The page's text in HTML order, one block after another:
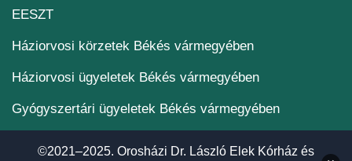
EESZT(új ablakban nyílik meg)
Háziorvosi körzetek Békés vármegyében
Háziorvosi ügyeletek Békés vármegyében
Gyógyszertári ügyeletek Békés vármegyében
©2021–2025. Orosházi Dr. László Elek Kórház és